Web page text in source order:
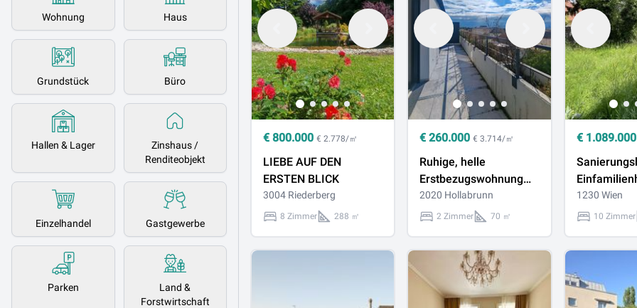
Wohnung Haus
Grundstück Büro
Hallen & Lager
Zinshaus /
Renditeobjekt
Einzelhandel Gastgewerbe
Parken
Land &
Forstwirtschaft
€ 800.000 € 2.778/㎡
LIEBE AUF DEN
ERSTEN BLICK
3004 Riederberg
8 Zimmer 288 ㎡
€260.000 € 3.714/㎡
Ruhige, helle
Erstbezugswohnung
mit Fernblick im
Zentrum
2020 Hollabrunn
2 Zimmer 70 ㎡
€ 1.089.000
Garten und
1230 Wien
10 Zimmer